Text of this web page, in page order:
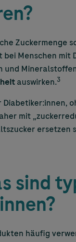
Zuckermenge
bei Menschen
und
auswirken.3
mit
sind
häufig